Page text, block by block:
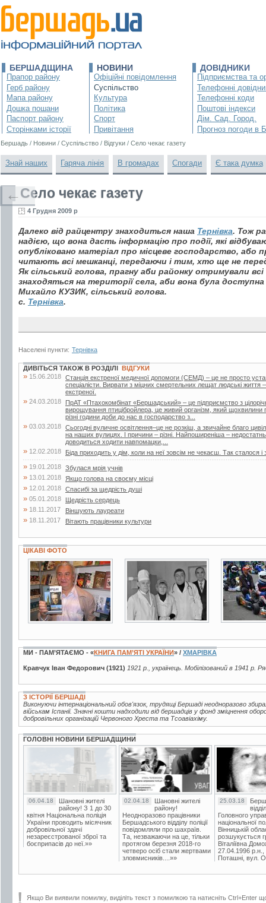
БЕРШАДЩИНА
Прапор району
Герб району
Мапа району
Дошка пошани
Паспорт району
Сторінками історії
НОВИНИ
Офіційні повідомлення
Суспільство
Культура
Політика
Спорт
Привітання
ДОВІДНИКИ
Підприємства та
Телефонні
Телефонні коди
Поштові індекси
Дім. Сад. Город.
Прогноз погоди в
Бершадь / Новини / Суспільство / Відгуки / Село чекає газету
Знай наших Гаряча лінія В громадах Спогади Є така думка
Село чекає газету
4 Грудня 2009 р
Далеко від райцентру знаходиться наша Тернівка. Тож
надією, що вона дасть інформацію про події, які
опубліковано матеріал про місцеве господарство, або
читають всі мешканці, передаючи і тим, хто ще не
Як сільський голова, прагну аби районку отримували всі
знаходяться на території села, аби вона була
Михайло КУЗИК, сільський голова.
с. Тернівка.
Населені пункти: Тернівка
←
ДИВІТЬСЯ ТАКОЖ В РОЗДІЛІ ВІДГУКИ
» 15.06.2018 Станція екстреної медичної допомоги (СЕМД) – це не просто
спеціалісти. Вирвати з міцних смертельних лещат людські життя
екстреної.
» 24.03.2018
ПрАТ «Птахокомбінат «Бершадський» – це підприємство з
вирощування птицібройлера, це живий організм, який щохвилини
різні години доби до нас в господарство з...
» 03.03.2018 Сьогодні вуличне освітлення–це не розкіш, а звичайне благо
на наших вулицях. І причини – різні. Найпоширеніша –
доводиться ходити навпомацки,...
» 12.02.2018 Біда приходить у дім, коли на неї зовсім не чекаєш. Так сталося
» 19.01.2018 Збулася мрія учнів
» 13.01.2018 Якщо голова на своєму місці
» 12.01.2018 Спасибі за щедрість душі
» 05.01.2018 Щедрість сердець
» 18.11.2017 Віншують лауреати
» 18.11.2017 Вітають працівники культури
ЦІКАВІ ФОТО
2 фото 3 фото
МИ - ПАМ’ЯТАЄМО - «КНИГА ПАМ’ЯТІ УКРАЇНИ» / ХМАРІВКА
Кравчук Іван Федорович (1921) 1921 р., українець. Мобілізований в 1941 р.
З ІСТОРІЇ БЕРШАДІ
Виконуючи інтернаціональний обов'язок, трудящі Бершаді неодноразово
військам Іспанії. Значні кошти надходили від бершадців у фонд зміцнення
добровільних організацій Червоного Хреста та Тсоавіахіму.
ГОЛОВНІ НОВИНИ БЕРШАДЩИНИ
06.04.18
Шановні жителі
району! З 1 до 30
квітня Національна поліція
України проводить місячник
добровільної здачі
незареєстрованої зброї та
боєприпасів до неї.»»
02.04.18
Шановні жителі
району!
Неодноразово працівники
Бершадського відділу поліції
повідомляли про шахраїв.
Та, незважаючи на це, тільки
протягом березня 2018-го
четверо осіб стали жертвами
зловмисників....»»
25.03.18
Головного
національної
Вінницькій
розшукується
Віталіївна
27.04.1996 р.н.,
Поташні, вул.
Якщо Ви виявили помилку, виділіть текст з помилкою та натисніть Ctrl+Enter